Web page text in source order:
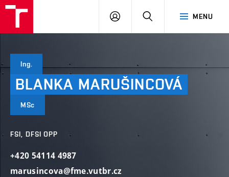
MENU
PŘIHLÁSIT
Ing.
BLANKA MARUŠINCOVÁ
MSc
FSI, DFSI OPP
+420 54114 4987
marusincova@fme.vutbr.cz